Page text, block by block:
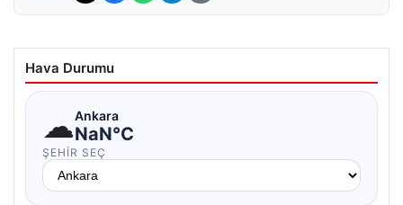
Hava Durumu
☁Ankara
NaN°C
ŞEHIR SEÇ